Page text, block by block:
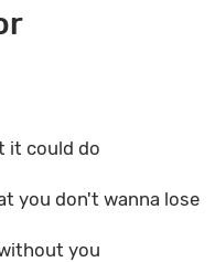
it could do
you don't wanna lose
you